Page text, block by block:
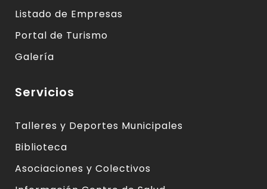
Listado de Empresas
Portal de Turismo
Galería
Servicios
Talleres y Deportes Municipales
Biblioteca
Asociaciones y Colectivos